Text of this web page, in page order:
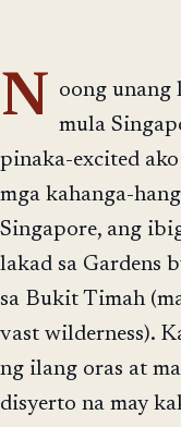
N
oong unang
mula
pinaka-excited ako
mga kahanga-
Singapore, ang
lakad sa Gardens
sa Bukit Timah
vast wilderness).
ng ilang oras at
disyerto na may